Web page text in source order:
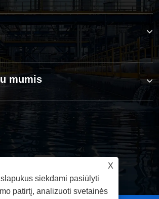
mumis
X
siekdami pasiūlyti
patirtį, analizuoti svetainės